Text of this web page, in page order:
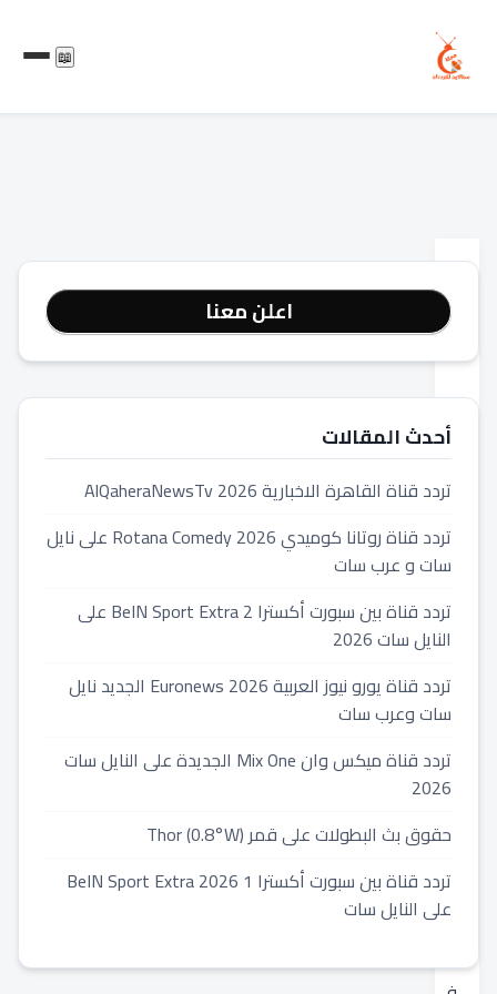
📖
كيفية
الاستفادة
القصوى
من
هاتفك
الذكي
لتحسين
الأداء
العملي
2024-
03-
07
⏱️
1
min
read
دقائق
قراءة
اعلن معنا
أحدث المقالات
تردد قناة القاهرة الاخبارية 2026 AlQaheraNewsTv
تردد قناة روتانا كوميدي 2026 Rotana Comedy على نايل
سات و عرب سات
تردد قناة بين سبورت أكسترا 2 BeIN Sport Extra على
النايل سات 2026
تردد قناة يورو نيوز العربية 2026 Euronews الجديد نايل
سات وعرب سات
تردد قناة ميكس وان Mix One الجديدة على النايل سات
2026
حقوق بث البطولات على قمر Thor (0.8°W)
تردد قناة بين سبورت أكسترا 1 2026 BeIN Sport Extra
على النايل سات